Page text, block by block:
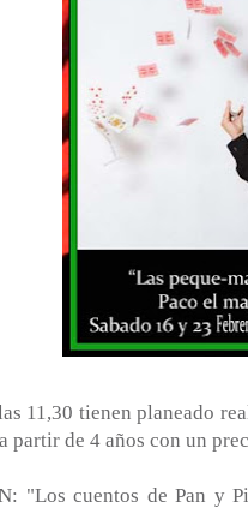
11,30 tienen planeado
partir de 4 años con un
"Los cuentos de Pan y